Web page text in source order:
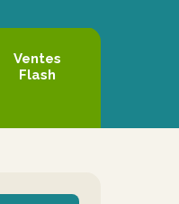
Ventes
Flash